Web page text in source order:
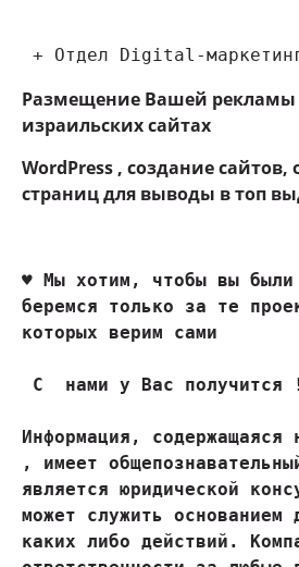
+ Отдел Digital-
Размещение Вашей рекламы
израильских сайтах
WordPress , создание
страниц для выводы в топ
♥ Мы хотим, чтобы вы
беремся только за те
которых верим сами
С  нами у Вас получится !
Информация, содержащаяся
, имеет
является юридической
может служить основанием
каких либо действий.